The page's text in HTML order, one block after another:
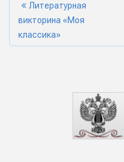
Литературная
викторина «Моя
классика»